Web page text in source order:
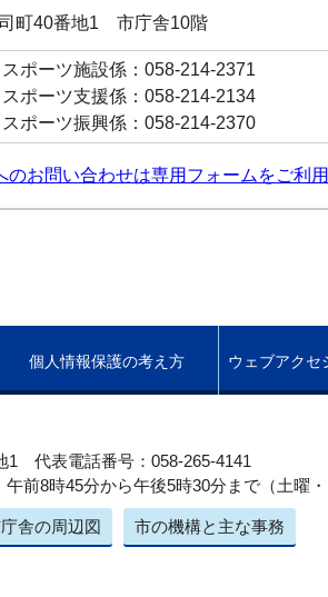
町40番地1 市庁舎10階
スポーツ施設係：058-214-2371
スポーツ支援係：058-214-2134
スポーツ振興係：058-214-2370
のお問い合わせは専用フォームをご利用
個人情報保護の考え方 ウェブアクセ
1 代表電話番号：058-265-4141
前8時45分から午後5時30分まで（土曜・
舎の周辺図 市の機構と主な事務